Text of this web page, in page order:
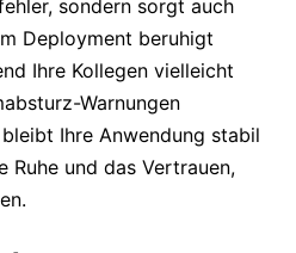
sondern sorgt auch
Deployment beruhigt
Ihre Kollegen vielleicht
Warnungen
Ihre Anwendung stabil
Ruhe und das Vertrauen,